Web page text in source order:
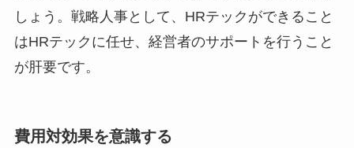
しょう。戦略人事として、HRテックができること
はHRテックに任せ、経営者のサポートを行うこと
が肝要です。
費用対効果を意識する